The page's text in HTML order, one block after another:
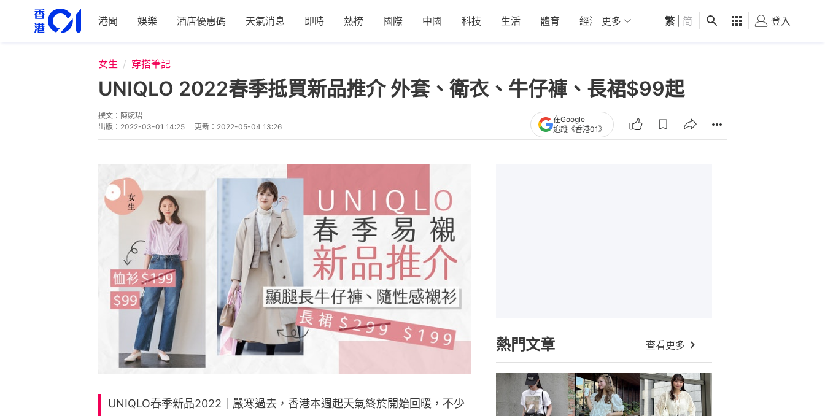
港聞 娛樂 酒店優惠碼 天氣消息 即時 熱榜 國際 中國 科技 生活 體育 經濟 01深圳 觀點 健康 好食玩飛
更多 繁 简 登入
女生 穿搭筆記
UNIQLO 2022春季抵買新品推介 外套、衛衣、牛仔褲、長裙$99起
撰文： 陳婉珺
出版： 2022-03-01 14:25 更新： 2022-05-04 13:26
在Google
追蹤《香港01》
UNIQLO春季新品2022｜嚴寒過去，香港本週起天氣終於開始回暖，不少
熱門文章 查看更多